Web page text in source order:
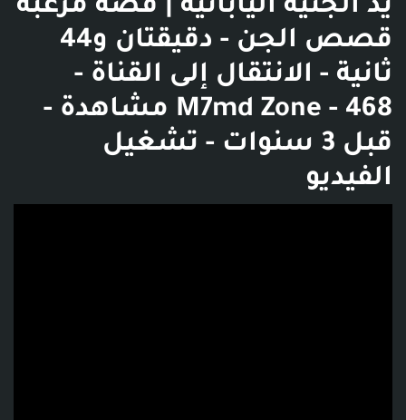
يد الجنية اليابانية | قصة مرعبة
قصص الجن - دقيقتان و44
ثانية - الانتقال إلى القناة -
M7md Zone - 468 مشاهدة -
قبل 3 سنوات - تشغيل
الفيديو